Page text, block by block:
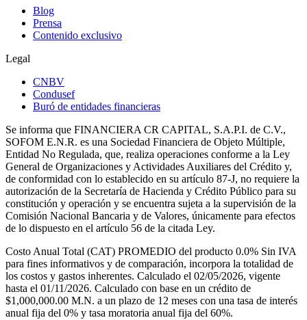
Blog
Prensa
Contenido exclusivo
Legal
CNBV
Condusef
Buró de entidades financieras
Se informa que FINANCIERA CR CAPITAL, S.A.P.I. de C.V.,
SOFOM E.N.R. es una Sociedad Financiera de Objeto Múltiple,
Entidad No Regulada, que, realiza operaciones conforme a la Ley
General de Organizaciones y Actividades Auxiliares del Crédito y,
de conformidad con lo establecido en su artículo 87-J, no requiere la
autorización de la Secretaría de Hacienda y Crédito Público para su
constitución y operación y se encuentra sujeta a la supervisión de la
Comisión Nacional Bancaria y de Valores, únicamente para efectos
de lo dispuesto en el artículo 56 de la citada Ley.
Costo Anual Total (CAT) PROMEDIO del producto 0.0% Sin IVA
para fines informativos y de comparación, incorpora la totalidad de
los costos y gastos inherentes. Calculado el 02/05/2026, vigente
hasta el 01/11/2026. Calculado con base en un crédito de
$1,000,000.00 M.N. a un plazo de 12 meses con una tasa de interés
anual fija del 0% y tasa moratoria anual fija del 60%.